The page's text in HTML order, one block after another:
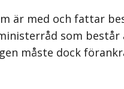
är med och fattar
som består
måste dock